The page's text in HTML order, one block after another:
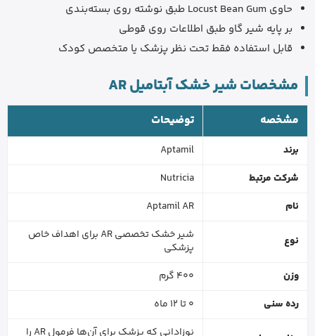
حاوی Locust Bean Gum طبق نوشته روی بسته‌بندی
بر پایه شیر گاو طبق اطلاعات روی قوطی
قابل استفاده فقط تحت نظر پزشک یا متخصص کودک
مشخصات شیر خشک آبتامیل AR
مشخصه توضیحات
برند
Aptamil
شرکت مرتبط
Nutricia
نام
Aptamil AR
نوع
شیر خشک تخصصی AR برای اهداف خاص
پزشکی
وزن
400 گرم
رده سنی
0 تا 12 ماه
نوزادانی که پزشک برای آن‌ها فرمول AR را